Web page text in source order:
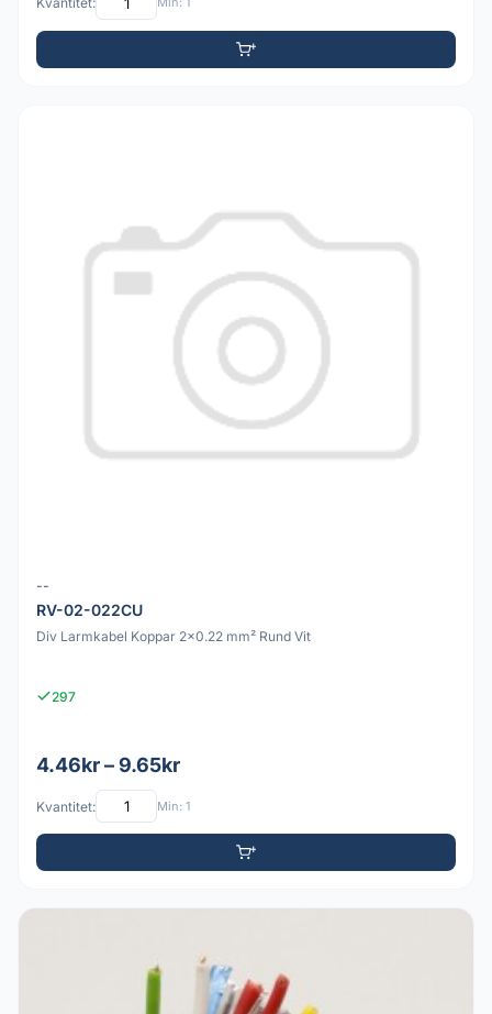
--
RV-02-022CU
Div Larmkabel Koppar 2x0.22 mm² Rund Vit
297
4.46kr – 9.65kr
Kvantitet: Min: 1